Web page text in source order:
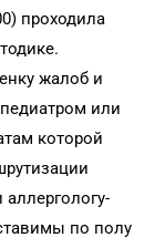
проходила
жалоб и
или
которой
по полу